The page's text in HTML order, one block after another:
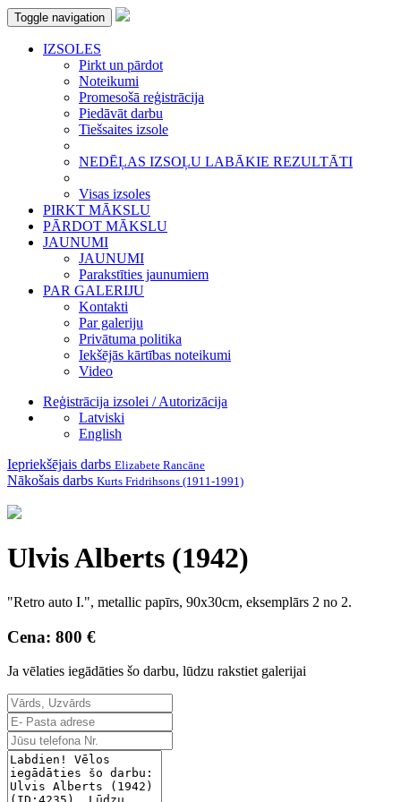
Toggle navigation
IZSOLES
Pirkt un pārdot
Noteikumi
Promesošā reģistrācija
Piedāvāt darbu
Tiešsaites izsole
NEDĒĻAS IZSOĻU LABĀKIE REZULTĀTI
Visas izsoles
PIRKT MĀKSLU
PĀRDOT MĀKSLU
JAUNUMI
JAUNUMI
Parakstīties jaunumiem
PAR GALERIJU
Kontakti
Par galeriju
Privātuma politika
Iekšējās kārtības noteikumi
Video
Reģistrācija izsolei / Autorizācija
Latviski
English
Iepriekšējais darbs Elizabete Rancāne
Nākošais darbs Kurts Fridrihsons (1911-1991)
Ulvis Alberts (1942)
"Retro auto I.", metallic papīrs, 90x30cm, eksemplārs 2 no 2.
Cena: 800 €
Ja vēlaties iegādāties šo darbu, lūdzu rakstiet galerijai